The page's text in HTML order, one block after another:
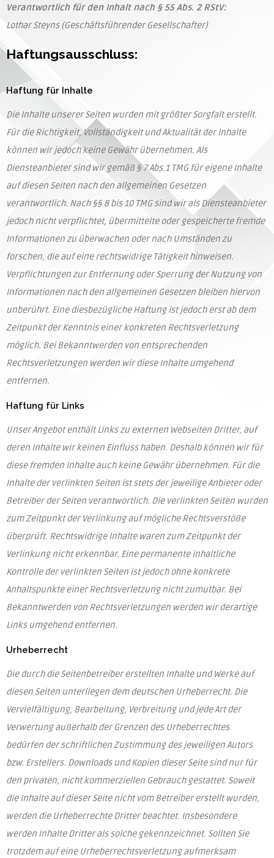
Verantwortlich für den Inhalt nach § 55 Abs. 2 RStV:
Lothar Steyns (Geschäftsführender Gesellschafter)
Haftungsausschluss:
Haftung für Inhalte
Die Inhalte unserer Seiten wurden mit größter Sorgfalt erstellt.
Für die Richtigkeit, Vollständigkeit und Aktualität der Inhalte
können wir jedoch keine Gewähr übernehmen. Als
Diensteanbieter sind wir gemäß § 7 Abs.1 TMG für eigene Inhalte
auf diesen Seiten nach den allgemeinen Gesetzen
verantwortlich. Nach §§ 8 bis 10 TMG sind wir als Diensteanbieter
jedoch nicht verpflichtet, übermittelte oder gespeicherte fremde
Informationen zu überwachen oder nach Umständen zu
forschen, die auf eine rechtswidrige Tätigkeit hinweisen.
Verpflichtungen zur Entfernung oder Sperrung der Nutzung von
Informationen nach den allgemeinen Gesetzen bleiben hiervon
unberührt. Eine diesbezügliche Haftung ist jedoch erst ab dem
Zeitpunkt der Kenntnis einer konkreten Rechtsverletzung
möglich. Bei Bekanntwerden von entsprechenden
Rechtsverletzungen werden wir diese Inhalte umgehend
entfernen.
Haftung für Links
Unser Angebot enthält Links zu externen Webseiten Dritter, auf
deren Inhalte wir keinen Einfluss haben. Deshalb können wir für
diese fremden Inhalte auch keine Gewähr übernehmen. Für die
Inhalte der verlinkten Seiten ist stets der jeweilige Anbieter oder
Betreiber der Seiten verantwortlich. Die verlinkten Seiten wurden
zum Zeitpunkt der Verlinkung auf mögliche Rechtsverstöße
überprüft. Rechtswidrige Inhalte waren zum Zeitpunkt der
Verlinkung nicht erkennbar. Eine permanente inhaltliche
Kontrolle der verlinkten Seiten ist jedoch ohne konkrete
Anhaltspunkte einer Rechtsverletzung nicht zumutbar. Bei
Bekanntwerden von Rechtsverletzungen werden wir derartige
Links umgehend entfernen.
Urheberrecht
Die durch die Seitenbetreiber erstellten Inhalte und Werke auf
diesen Seiten unterliegen dem deutschen Urheberrecht. Die
Vervielfältigung, Bearbeitung, Verbreitung und jede Art der
Verwertung außerhalb der Grenzen des Urheberrechtes
bedürfen der schriftlichen Zustimmung des jeweiligen Autors
bzw. Erstellers. Downloads und Kopien dieser Seite sind nur für
den privaten, nicht kommerziellen Gebrauch gestattet. Soweit
die Inhalte auf dieser Seite nicht vom Betreiber erstellt wurden,
werden die Urheberrechte Dritter beachtet. Insbesondere
werden Inhalte Dritter als solche gekennzeichnet. Sollten Sie
trotzdem auf eine Urheberrechtsverletzung aufmerksam